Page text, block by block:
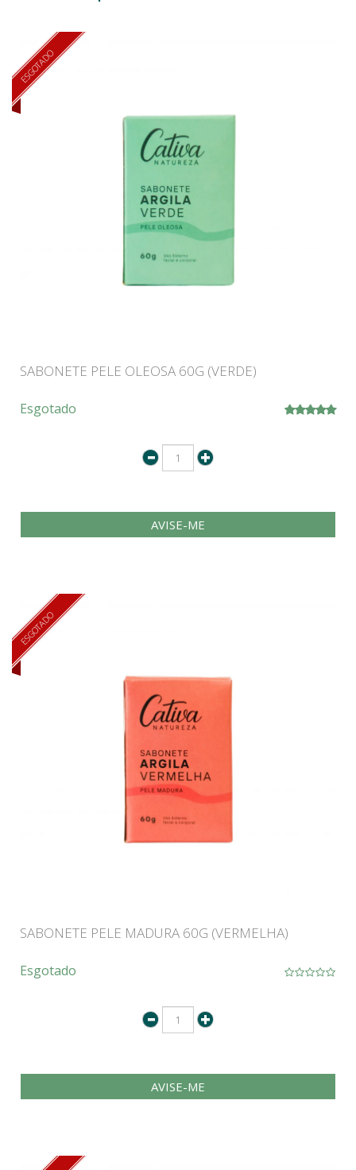
ESGOTADO
SABONETE PELE OLEOSA 60G (VERDE)
Esgotado
AVISE-ME
ESGOTADO
SABONETE PELE MADURA 60G (VERMELHA)
Esgotado
AVISE-ME